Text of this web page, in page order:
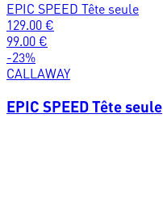
EPIC SPEED Tête seule
129.00 €
99.00 €
-23%
CALLAWAY
EPIC SPEED Tête seule